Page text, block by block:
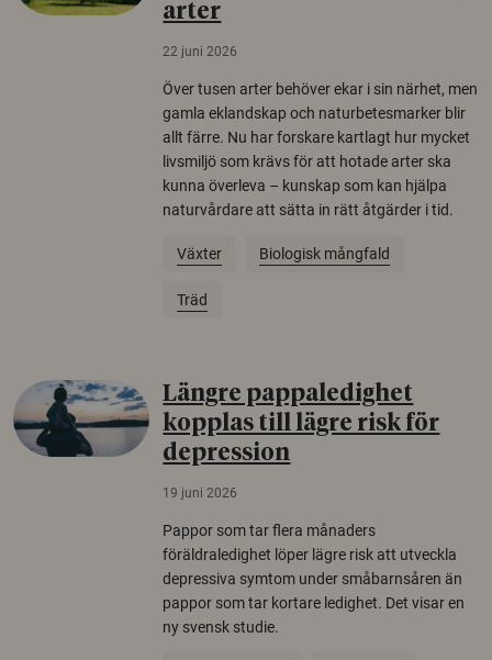
arter
22 juni 2026
Över tusen arter behöver ekar i sin närhet, men
gamla eklandskap och naturbetesmarker blir
allt färre. Nu har forskare kartlagt hur mycket
livsmiljö som krävs för att hotade arter ska
kunna överleva – kunskap som kan hjälpa
naturvårdare att sätta in rätt åtgärder i tid.
Växter Biologisk mångfald
Träd
Längre pappaledighet
kopplas till lägre risk för
depression
19 juni 2026
Pappor som tar flera månaders
föräldraledighet löper lägre risk att utveckla
depressiva symtom under småbarnsåren än
pappor som tar kortare ledighet. Det visar en
ny svensk studie.